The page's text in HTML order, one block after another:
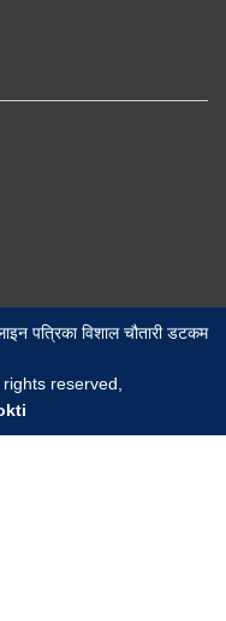
पत्रिका विशाल चौतारी डटकम
reserved,